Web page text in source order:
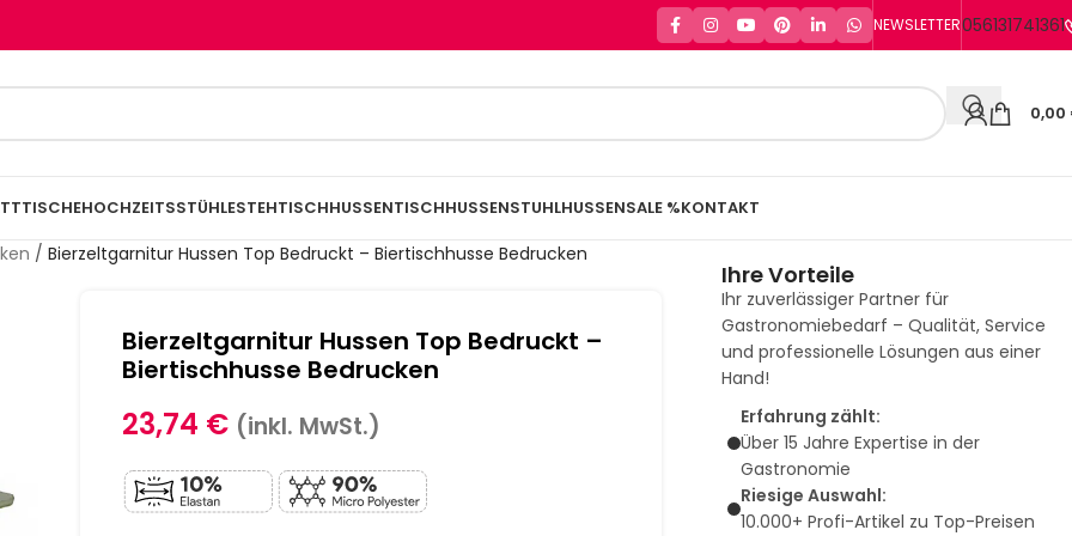
NEWSLETTER056131741361
0,00
HOCHZEITSSTÜHLESTEHTISCHHUSSENTISCHHUSSENSTUHLHUSSENSALE %KONTAKT
/ Bierzeltgarnitur Hussen Top Bedruckt – Biertischhusse Bedrucken
Bierzeltgarnitur Hussen Top Bedruckt –
Biertischhusse Bedrucken
23,74 € (inkl. MwSt.)
Ihre Vorteile
Ihr zuverlässiger Partner für
Gastronomiebedarf – Qualität, Service
und professionelle Lösungen aus einer
Hand!
Erfahrung zählt:
Über 15 Jahre Expertise in der
Gastronomie
Riesige Auswahl:
10.000+ Profi-Artikel zu Top-Preisen